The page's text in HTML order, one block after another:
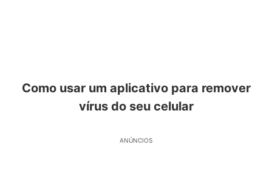
Como usar um aplicativo para remover
vírus do seu celular
ANÚNCIOS